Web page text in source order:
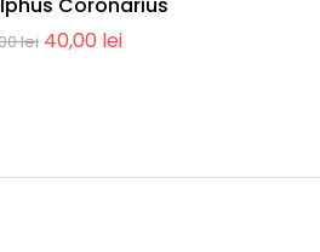
lei 40,00 lei